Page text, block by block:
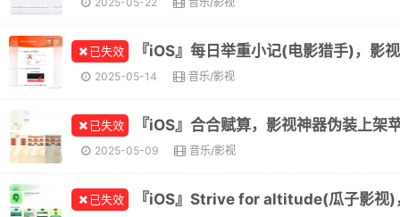
已失效
2025-05-14 音乐/影视
已失效
2025-05-09 音乐/影视
已失效